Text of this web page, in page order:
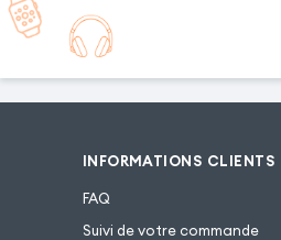
INFORMATIONS CLIENTS
FAQ
Suivi de votre commande